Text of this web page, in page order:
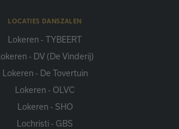
LOCATIES DANSZALEN
Lokeren - TYBEERT
Lokeren - DV (De Vinderij)
Lokeren - De Tovertuin
Lokeren - OLVC
Lokeren - SHO
Lochristi - GBS